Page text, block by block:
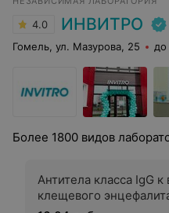
4.0 ИНВИТРО
Гомель, ул. Мазурова, 25 до
Более 1800 видов
Антитела класса IgG к
клещевого